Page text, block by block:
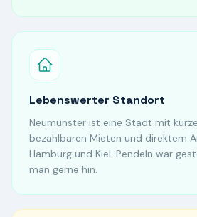
Lebenswerter Standort
Neumünster ist eine Stadt mit
bezahlbaren Mieten und direktem
Hamburg und Kiel. Pendeln war
man gerne hin.